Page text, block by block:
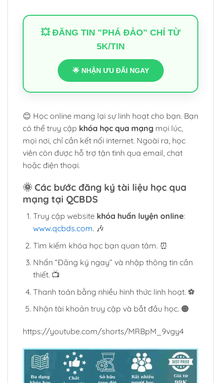
💥 ĐĂNG TIN "PHÁ ĐẢO" CHỈ TỪ
5K/TIN
🌟 NHẬN ƯU ĐÃI NGAY
😊 Học online mang lại sự linh hoạt cho bạn. Bạn
có thể truy cập khóa học qua mạng mọi lúc,
mọi nơi, chỉ cần kết nối internet. Ngoài ra, học
viên còn được hỗ trợ tận tình qua email, chat
hoặc điện thoại.
🌞 Các bước đăng ký tài liệu học qua
mạng tại QCBDS
Truy cập website khóa huấn luyện online:
www.qcbds.com. 🎶
Tìm kiếm khóa học bạn quan tâm. ⏰
Nhấn “Đăng ký ngay” và nhập thông tin cần
thiết. 📺
Thanh toán bằng nhiều hình thức linh hoạt. ⚽
Nhận tài khoản truy cập và bắt đầu học. 🟠
https://youtube.com/shorts/MRBpM_9vgy4